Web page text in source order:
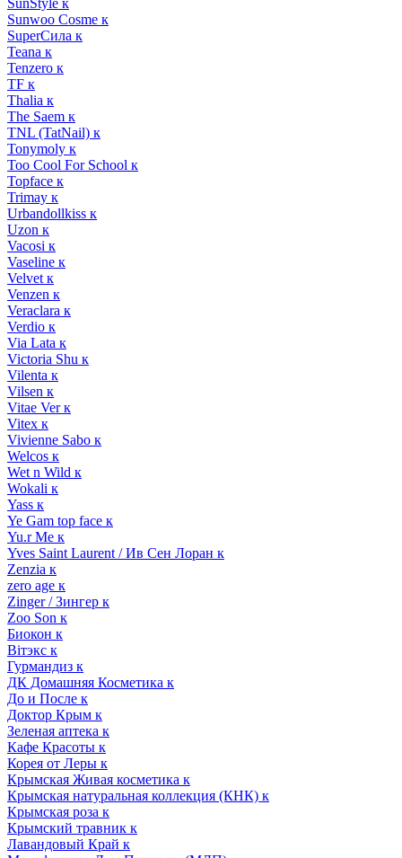
SunStyle к
Sunwoo Cosme к
SuperСила к
Teana к
Tenzero к
TF к
Thalia к
The Saem к
TNL (TatNail) к
Tonymoly к
Too Cool For School к
Topface к
Trimay к
Urbandollkiss к
Uzon к
Vacosi к
Vaseline к
Velvet к
Venzen к
Veraclara к
Verdio к
Via Lata к
Victoria Shu к
Vilenta к
Vilsen к
Vitae Ver к
Vitex к
Vivienne Sabo к
Welcos к
Wet n Wild к
Wokali к
Yass к
Ye Gam top face к
Yu.r Me к
Yves Saint Laurent / Ив Сен Лоран к
Zenzia к
zero age к
Zinger / Зингер к
Zoo Son к
Биокон к
Вiтэкс к
Гурмандиз к
ДК Домашняя Косметика к
До и После к
Доктор Крым к
Зеленая аптека к
Кафе Красоты к
Корея от Леры к
Крымская Живая косметика к
Крымская натуральная коллекция (КНК) к
Крымская роза к
Крымский травник к
Лавандовый Край к